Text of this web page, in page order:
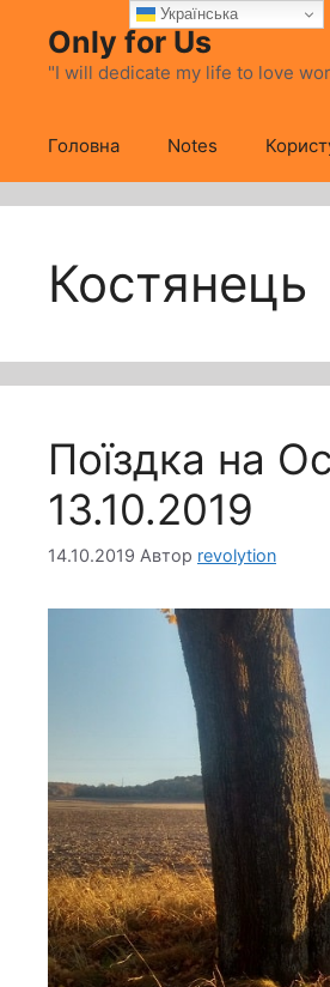
вмісту
Only for Us
"I will dedicate my life to love
Головна Notes
Костянець
Поїздка на
13.10.2019
14.10.2019 Автор revolytion
Українська